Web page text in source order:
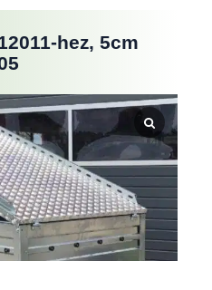
hez, 5cm